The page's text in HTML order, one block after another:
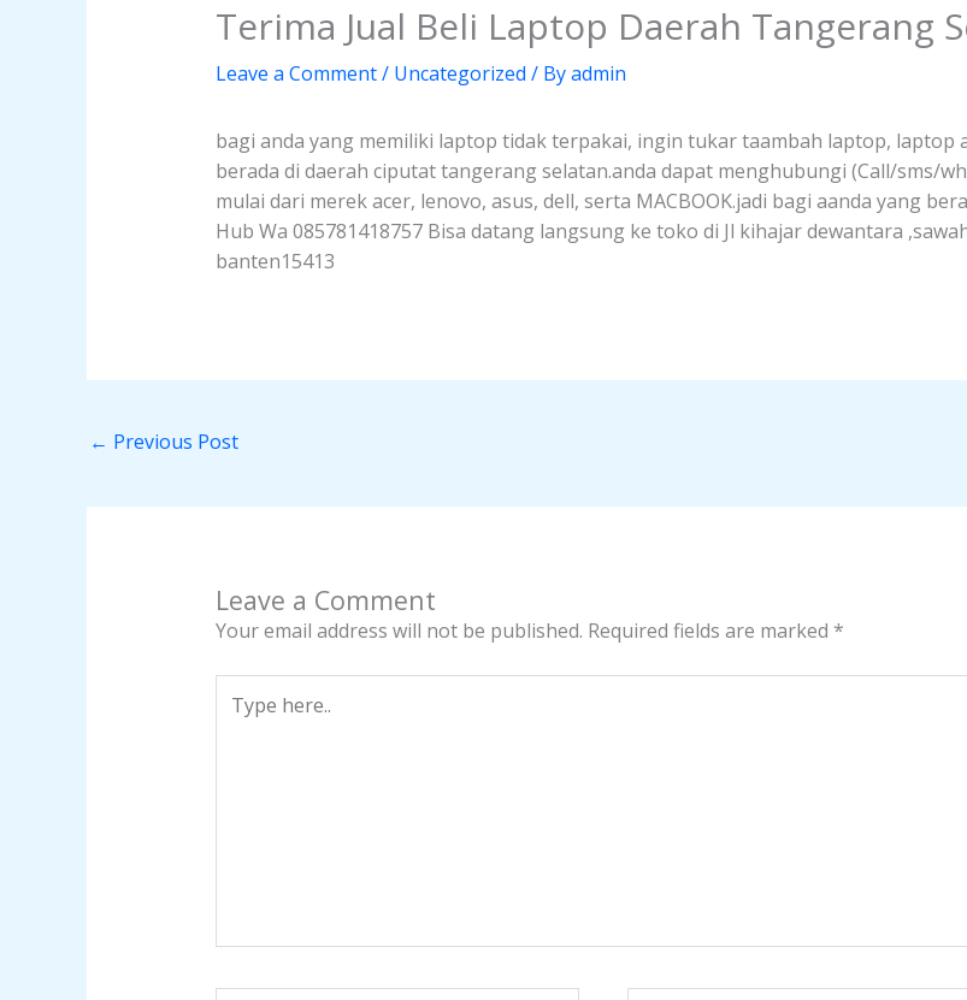
Terima Jual Beli Laptop Daerah Tangerang
Leave a Comment/ Uncategorized / Byadmin
bagi anda yang memiliki laptop tidak terpakai, ingin tukar taambah laptop, laptop
berada di daerah ciputat tangerang selatan.anda dapat menghubungi (Call/sms/
mulai dari merek acer, lenovo, asus, dell, serta MACBOOK.jadi bagi aanda yang
Hub Wa 085781418757 Bisa datang langsung ke toko di Jl kihajar dewantara
banten15413
← Previous Post
Leave a Comment
Your email address will not be published. Required fields are marked *
here..